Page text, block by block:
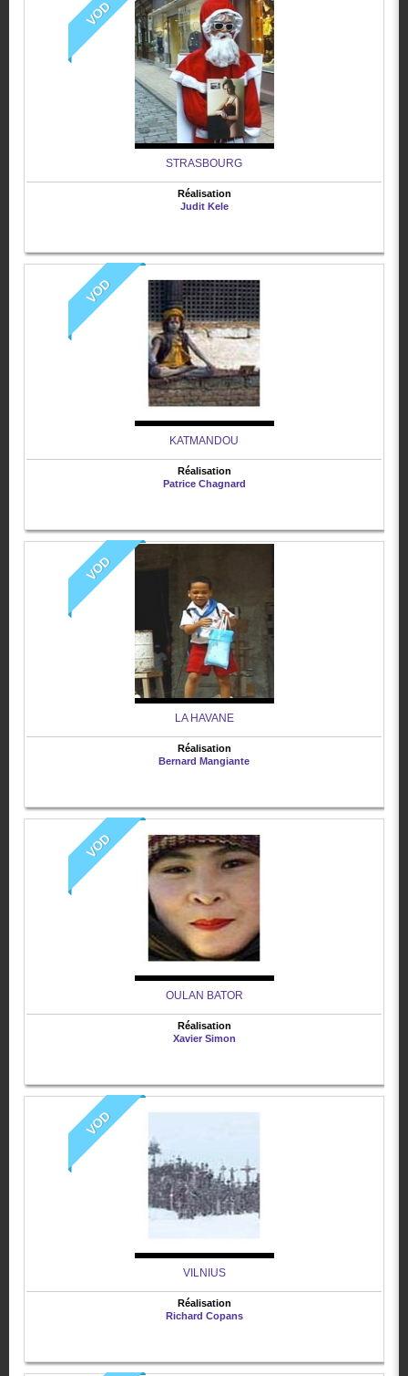
VOD
STRASBOURG
Réalisation
Judit Kele
VOD
KATMANDOU
Réalisation
Patrice Chagnard
VOD
LA HAVANE
Réalisation
Bernard Mangiante
VOD
OULAN BATOR
Réalisation
Xavier Simon
VOD
VILNIUS
Réalisation
Richard Copans